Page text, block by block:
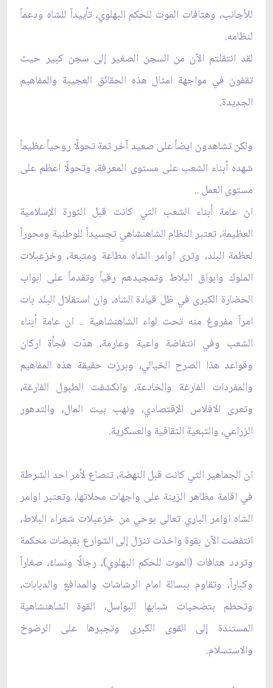
للأجانب، وهتافات الموت للحكم البهلوي، تأييداً للشاه ودعماً
لنظامه.
لقد انتقلتم الآن من السجن الصغير إلى سجن كبير حيث
تقفون في مواجهة امثال هذه الحقائق العجيبة والمفاهيم
الجديدة.
ولكن تشاهدون ايضاً على صعيد آخر ثمة تحولًا روحياً عظيماً
شهده أبناء الشعب على مستوى المعرفة، وتحولًا اعظم على
مستوى العمل ..
ان عامة أبناء الشعب التي كانت قبل الثورة الإسلامية
العظيمة، تعتبر النظام الشاهنشاهي تجسيداً للوطنية ومحوراً
لعظمة البلد، وترى اوامر الشاه مطاعة ومتبعة، وخزعبلات
الملوك وابواق البلاط وتمجيدهم رقياً وتقدماً على ابواب
الحضارة الكبرى في ظل قيادة الشاه، وان استقلال البلد بات
امراً مفروغ منه تحت لواء الشاهنشاهية .. ان عامة أبناء
الشعب وفي انتفاضة واعية وعارمة، هدّت فجأة اركان
وقواعد هذا الصرح الخيالي، وبرزت حقيقة هذه المفاهيم
والمفردات الفارغة والخادعة، وانكشفت الطبول الفارغة،
وتعرى الافلاس الإقتصادي، ونهب بيت المال، والتدهور
الزراعي، والتبعية الثقافية والعسكرية.
ان الجماهير التي كانت قبل النهضة، تنصاع لأمر احد الشرطة
في اقامة مظاهر الزينة على واجهات محلاتها، وتعتبر اوامر
الشاه اوامر الباري تعالى بوحي من خزعبلات شعراء البلاط،
انتفضت الآن بقوة واخذت تنزل إلى الشوارع بقبضات محكمة
وتردد هتافات (الموت للحكم البهلوي)، رجالًا ونساءً، صغاراً
وكباراً، وتقاوم ببسالة امام الرشاشات والمدافع والدبابات،
وتحطم بتضحيات شبابها البواسل، القوة الشاهنشاهية
المستندة إلى القوى الكبرى وتجبرها على الرضوخ
والاستسلام.